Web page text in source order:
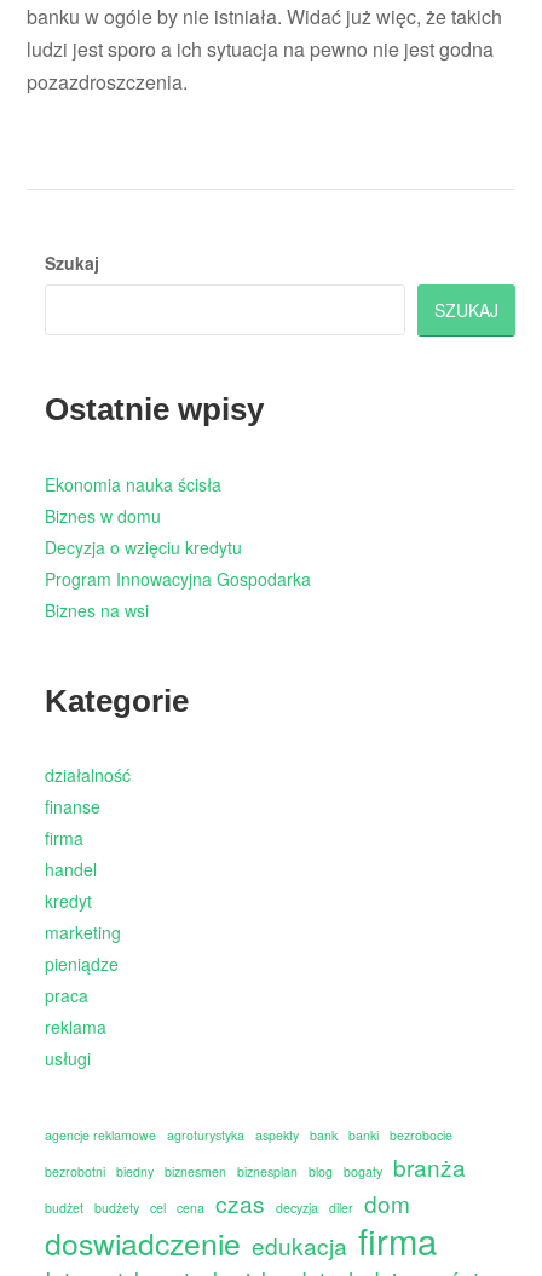
banku w ogóle by nie istniała. Widać już więc, że takich
ludzi jest sporo a ich sytuacja na pewno nie jest godna
pozazdroszczenia.
Szukaj
SZUKAJ
Ostatnie wpisy
Ekonomia nauka ścisła
Biznes w domu
Decyzja o wzięciu kredytu
Program Innowacyjna Gospodarka
Biznes na wsi
Kategorie
działalność
finanse
firma
handel
kredyt
marketing
pieniądze
praca
reklama
usługi
agencje reklamowe agroturystyka aspekty bank banki
bezrobocie
bezrobotni
biedny biznesmen biznesplan blog bogaty branża
budżet budżety cel cena czas decyzja diler dom
doswiadczenie edukacja firma